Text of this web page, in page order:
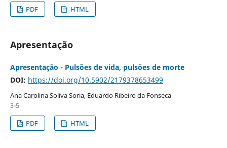
PDF
HTML
Apresentação
Apresentação - Pulsões de vida, pulsões de morte
DOI: https://doi.org/10.5902/2179378653499
Ana Carolina Soliva Soria, Eduardo Ribeiro da Fonseca
3-5
PDF
HTML